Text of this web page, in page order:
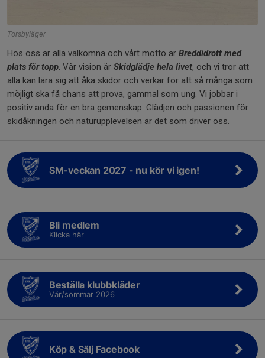
Torsbyläger
Hos oss är alla välkomna och vårt motto är Breddidrott med
plats för topp. Vår vision är Skidglädje hela livet, och vi tror att
alla kan lära sig att åka skidor och verkar för att så många som
möjligt ska få chans att prova, gammal som ung. Vi jobbar i
positiv anda för en bra gemenskap. Glädjen och passionen för
skidåkningen och naturupplevelsen är det som driver oss.
SM-veckan 2027 - nu kör vi igen!
Bli medlem
Klicka här
Beställa klubbkläder
Vår/sommar 2026
Köp & Sälj Facebook